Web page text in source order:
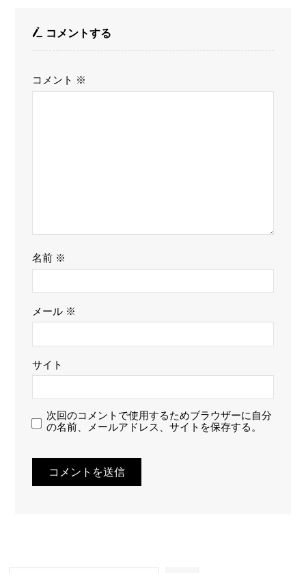
コメントする
コメント ※
名前 ※
メール ※
サイト
次回のコメントで使用するためブラウザーに自分
の名前、メールアドレス、サイトを保存する。